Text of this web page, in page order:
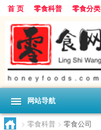
首 页 零食科普 零食分类
网站导航
> 零食科普 > 零食公司